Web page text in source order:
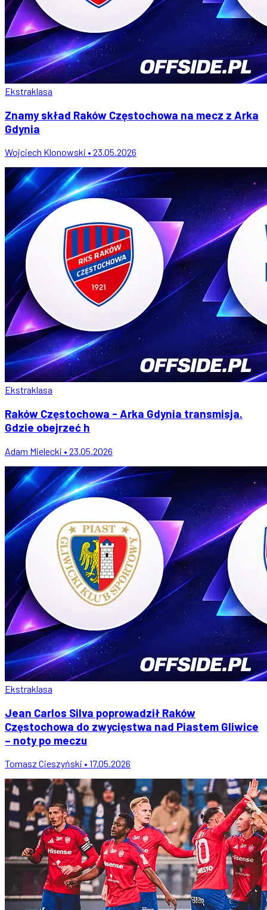
Ekstraklasa
Znamy skład Raków Częstochowa na mecz z Arka
Gdynia
Wojciech Klonowski • 23.05.2026
Ekstraklasa
Raków Częstochowa - Arka Gdynia transmisja.
Gdzie obejrzeć h
Adam Mielecki • 23.05.2026
Ekstraklasa
Jean Carlos Silva poprowadził Raków
Częstochowa do zwycięstwa nad Piastem Gliwice
– noty po meczu
Tomasz Cieszyński • 17.05.2026